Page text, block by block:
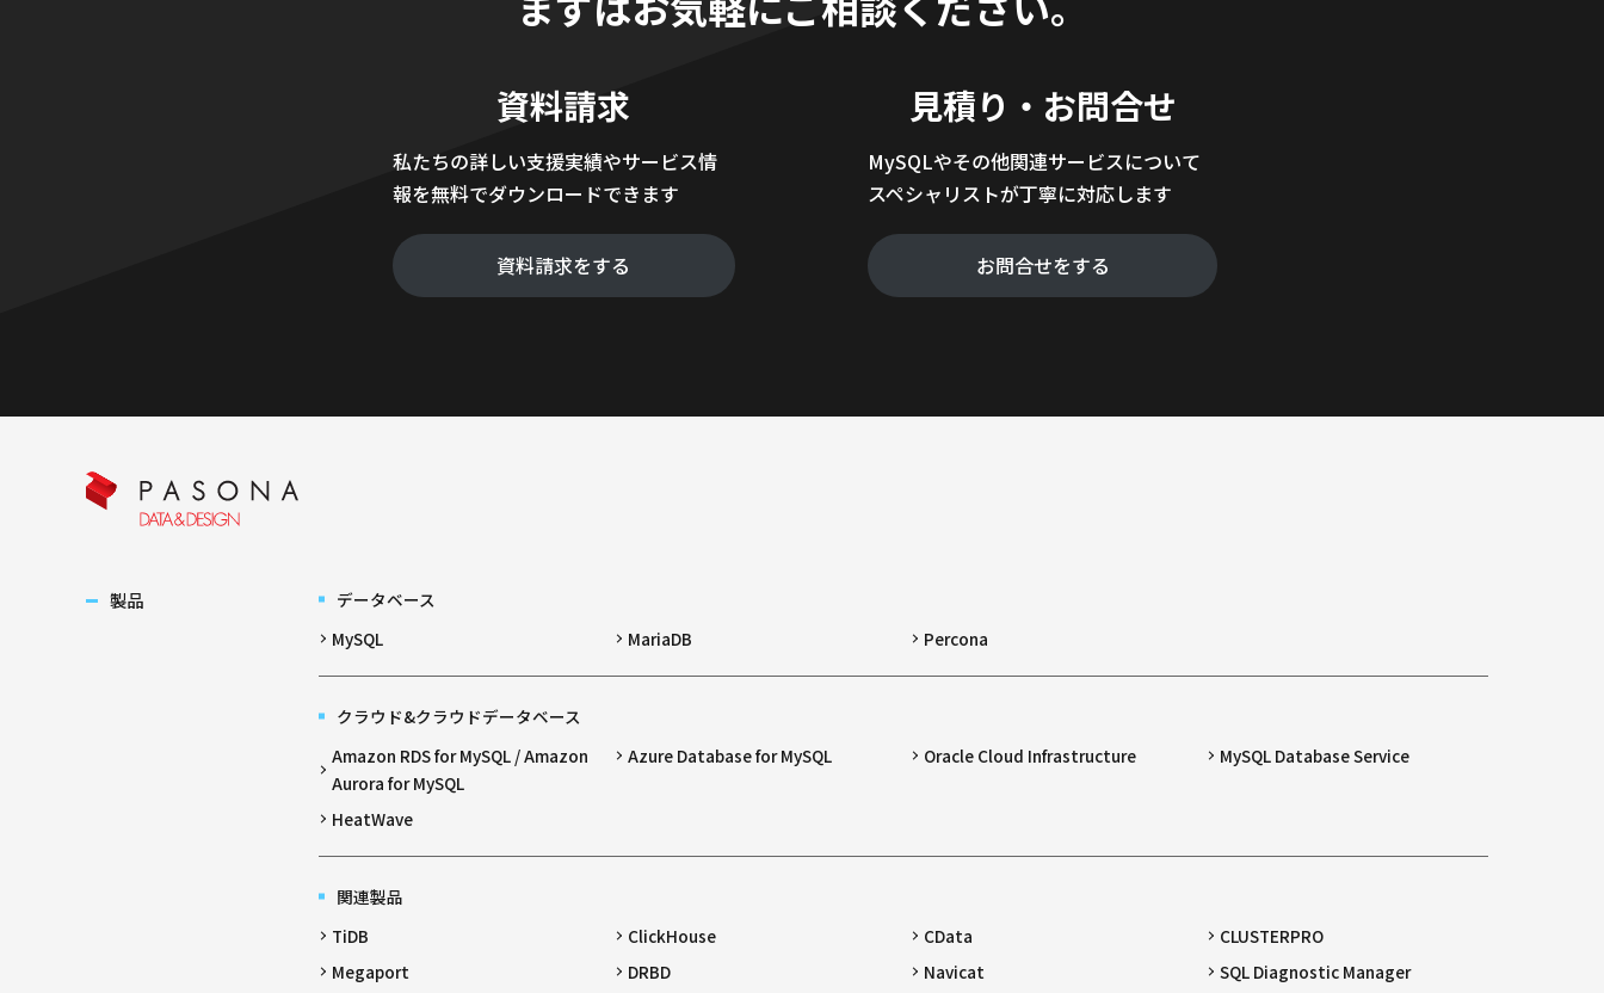
資料請求
私たちの詳しい支援実績やサービス情
報を無料でダウンロードできます
資料請求をする
見積り・お問合せ
MySQLやその他関連サービスについて
スペシャリストが丁寧に対応します
お問合せをする
製品
データベース
MySQL
MariaDB Percona
クラウド&クラウドデータベース
Amazon RDS for MySQL / Amazon
Aurora for MySQL
Azure Database for MySQL Oracle Cloud Infrastructure MySQL Database Service
HeatWave
関連製品
TiDB
ClickHouse CData
CLUSTERPRO
Megaport
DRBD Navicat SQL Diagnostic Manager